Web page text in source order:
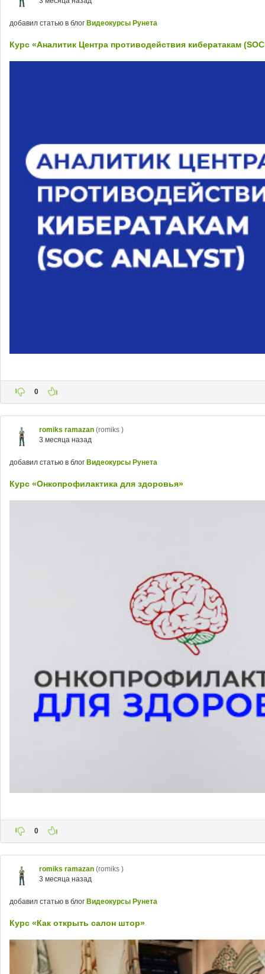
добавил статью в блог Видеокурсы Рунета
Курс «Аналитик Центра противодействия кибератакам
0
romiks ramazan (romiks )
3 месяца назад
добавил статью в блог Видеокурсы Рунета
Курс «Онкопрофилактика для здоровья»
0
romiks ramazan (romiks )
3 месяца назад
добавил статью в блог Видеокурсы Рунета
Курс «Как открыть салон штор»